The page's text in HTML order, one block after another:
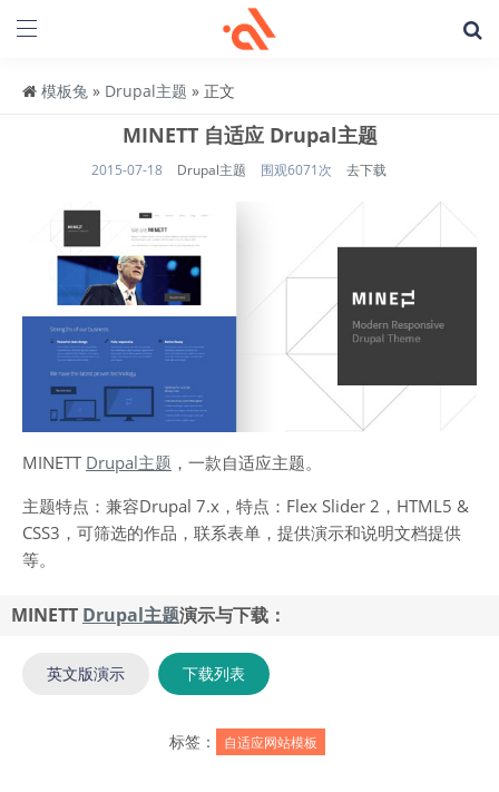
模板兔 » Drupal主题 » 正文
MINETT 自适应 Drupal主题
2015-07-18 Drupal主题 围观6071次 去下载
MINETT Drupal主题 ，一款自适应主题。
主题特点：兼容Drupal 7.x，特点：Flex Slider 2，HTML5 &
CSS3，可筛选的作品，联系表单，提供演示和说明文档提供
等。
MINETT Drupal主题演示与下载：
英文版演示 下载列表
标签： 自适应网站模板